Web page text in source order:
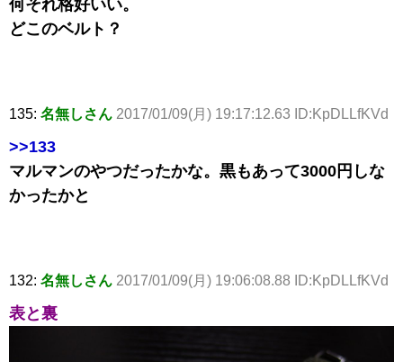
何それ格好いい。
どこのベルト？
135: 名無しさん 2017/01/09(月) 19:17:12.63 ID:KpDLLfKVd
>>133
マルマンのやつだったかな。黒もあって3000円しな
かったかと
132: 名無しさん 2017/01/09(月) 19:06:08.88 ID:KpDLLfKVd
表と裏